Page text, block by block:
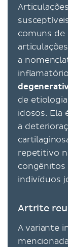
comuns de
a
de
idosos. Ela
a
repetitivo
indivíduos
Artrite
A variante